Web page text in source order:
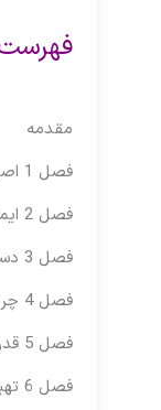
مقدمه
فصل 1 اصول علم گوشت
فصل 2 ایمنی غذا و میکروبیولوژی گوشت
فصل 3 دستورالعمل های تغذیه ای ایالات متحده آمریکا
فصل 4 چربی ها، روغن ها، جایگزین های چربی، افزودنی ها
فصل 5 قدرت سویا
فصل 6 تهیه سوسیس های سالم